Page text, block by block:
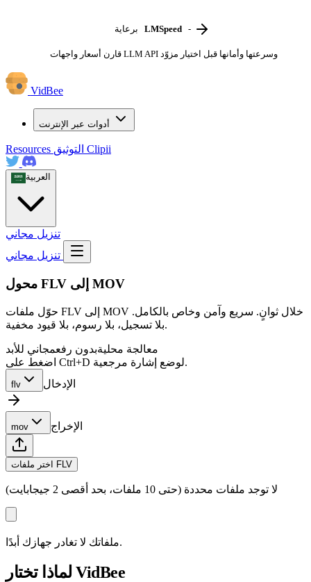
برعاية LMSpeed -
قارن أسعار واجهات LLM API وسرعتها وأمانها قبل اختيار مزوّد
VidBee
أدوات عبر الإنترنت
Resources Clipii
العربية
تنزيل مجاني
محول FLV إلى MOV
حوّل ملفات FLV إلى MOV خلال ثوانٍ. سريع وآمن وخاص بالكامل.
بلا تسجيل، بلا رسوم، بلا قيود مخفية.
معالجة محليةبدون رفعمجاني للأبد
اضغط على Ctrl+D لوضع إشارة مرجعية.
flv الإدخال
mov الإخراج
اختر ملفات FLV
لا توجد ملفات محددة (حتى 10 ملفات، بحد أقصى 2 جيجابايت)
ملفاتك لا تغادر جهازك أبدًا.
لماذا تختار VidBee